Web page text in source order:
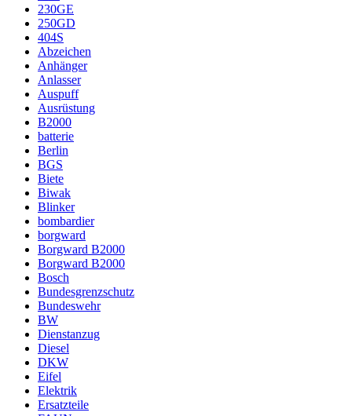
230GE
250GD
404S
Abzeichen
Anhänger
Anlasser
Auspuff
Ausrüstung
B2000
batterie
Berlin
BGS
Biete
Biwak
Blinker
bombardier
borgward
Borgward B2000
Borgward B2000
Bosch
Bundesgrenzschutz
Bundeswehr
BW
Dienstanzug
Diesel
DKW
Eifel
Elektrik
Ersatzteile